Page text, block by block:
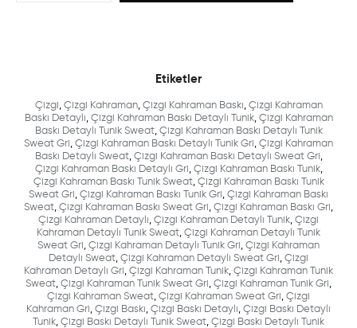
Etiketler
Çizgi, Çizgi Kahraman, Çizgi Kahraman Baskı, Çizgi Kahraman
Baskı Detaylı, Çizgi Kahraman Baskı Detaylı Tunik, Çizgi Kahraman
Baskı Detaylı Tunik Sweat, Çizgi Kahraman Baskı Detaylı Tunik
Sweat Gri, Çizgi Kahraman Baskı Detaylı Tunik Gri, Çizgi Kahraman
Baskı Detaylı Sweat, Çizgi Kahraman Baskı Detaylı Sweat Gri,
Çizgi Kahraman Baskı Detaylı Gri, Çizgi Kahraman Baskı Tunik,
Çizgi Kahraman Baskı Tunik Sweat, Çizgi Kahraman Baskı Tunik
Sweat Gri, Çizgi Kahraman Baskı Tunik Gri, Çizgi Kahraman Baskı
Sweat, Çizgi Kahraman Baskı Sweat Gri, Çizgi Kahraman Baskı Gri,
Çizgi Kahraman Detaylı, Çizgi Kahraman Detaylı Tunik, Çizgi
Kahraman Detaylı Tunik Sweat, Çizgi Kahraman Detaylı Tunik
Sweat Gri, Çizgi Kahraman Detaylı Tunik Gri, Çizgi Kahraman
Detaylı Sweat, Çizgi Kahraman Detaylı Sweat Gri, Çizgi
Kahraman Detaylı Gri, Çizgi Kahraman Tunik, Çizgi Kahraman Tunik
Sweat, Çizgi Kahraman Tunik Sweat Gri, Çizgi Kahraman Tunik Gri,
Çizgi Kahraman Sweat, Çizgi Kahraman Sweat Gri, Çizgi
Kahraman Gri, Çizgi Baskı, Çizgi Baskı Detaylı, Çizgi Baskı Detaylı
Tunik, Çizgi Baskı Detaylı Tunik Sweat, Çizgi Baskı Detaylı Tunik